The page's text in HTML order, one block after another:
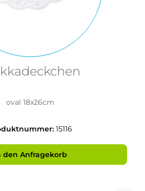
oval 18x26cm
15116
den Anfragekorb